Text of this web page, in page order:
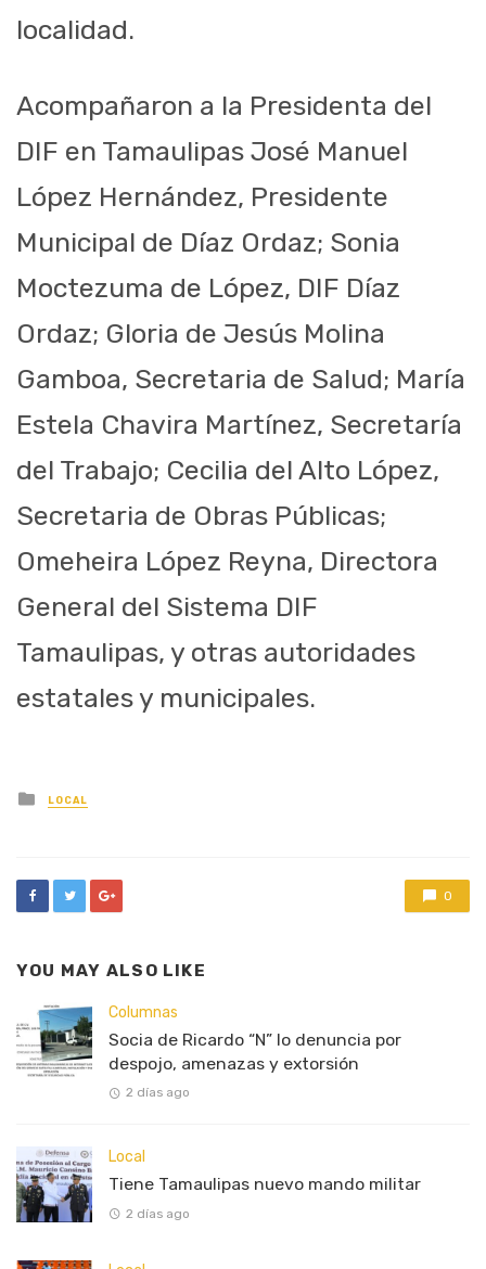
localidad.
Acompañaron a la Presidenta del
DIF en Tamaulipas José Manuel
López Hernández, Presidente
Municipal de Díaz Ordaz; Sonia
Moctezuma de López, DIF Díaz
Ordaz; Gloria de Jesús Molina
Gamboa, Secretaria de Salud; María
Estela Chavira Martínez, Secretaría
del Trabajo; Cecilia del Alto López,
Secretaria de Obras Públicas;
Omeheira López Reyna, Directora
General del Sistema DIF
Tamaulipas, y otras autoridades
estatales y municipales.
Posted
in
LOCAL
0
YOU MAY ALSO LIKE
Columnas
Socia de Ricardo “N” lo denuncia por
despojo, amenazas y extorsión
2 días ago
Local
Tiene Tamaulipas nuevo mando militar
2 días ago